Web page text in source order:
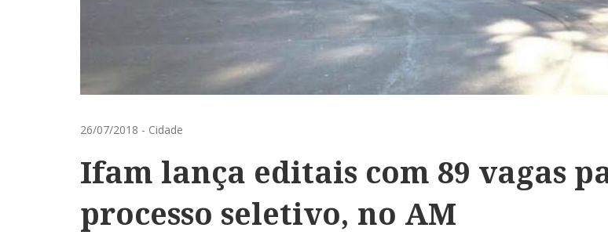
26/07/2018 - Cidade
Ifam lança editais com 89 vagas
processo seletivo, no AM